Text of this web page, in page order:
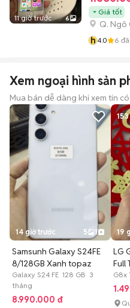
11 giờ trước 6
Giá tốt
Q. Ngô
h4.0 6
Xem ngoại hình sản
Mua bán dễ dàng khi xem tin
14 giờ trước 5 1
Samsunh Galaxy S24FE
8/128GB Xanh topaz
Galaxy S24 FE 128 GB 3
tháng
8.990.000 đ
153
19
LG G8X
Full
G8x